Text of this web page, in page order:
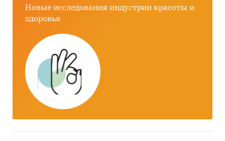
• Специализированные аналитические
порталы
Методы
• Кабинетное исследование. Поиск и анализ
информации из различных источников,
проведение расчетов. Статистика и аналитика
• Прогноз ГидМаркет. Современные
статистические методы прогнозирования с
Новые исследования индустрии красоты и
здоровья